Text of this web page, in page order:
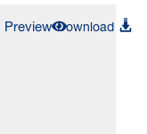
PreviewDownload